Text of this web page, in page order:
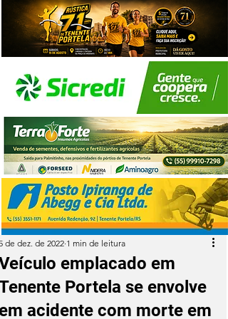
emplacado em
Portela se envolve
acidente com morte em
de dez. de 2022 1 min de leitura